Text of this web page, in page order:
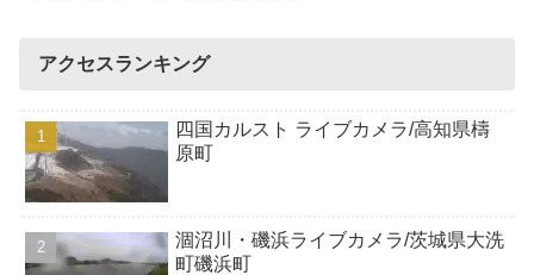
アクセスランキング
四国カルスト ライブカメラ/高知県檮
原町
涸沼川・磯浜ライブカメラ/茨城県大洗
町磯浜町